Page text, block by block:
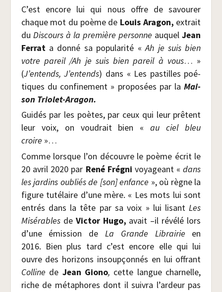
C’est encore lui qui nous offre de savou­rer
chaque mot du poème de Louis Ara­gon, extrait
du Dis­cours à la pre­mière per­sonne auquelJean
Fer­rata don­né sa popu­la­ri­té «Ah je suis bien
votre pareil /​Ah je suis bien pareil à vous… »
(J’entends, J’entends) dans « Les pas­tilles poé­
tiques du confi­ne­ment » pro­po­sées par laMai­
son Triolet-Aragon.
Gui­dés par les poètes, par ceux qui leur prêtent
leur voix, on vou­drait bien «au ciel bleu
croire »…
Comme lorsque l’on découvre le poème écrit le
20 avril 2020 par René Fré­gni voya­geant «dans
les jar­dins oubliés de [son] enfance », où règne la
figure tuté­laire d’une mère. « Les mots lui sont
entrés dans la tête par sa voix » lui lisantLes
Misé­rables de Vic­tor Hugo, avait –il révé­lé lors
d’une émis­sion de La Grande Librai­rie en
2016. Bien plus tard c’est encore elle qui lui
ouvre des hori­zons insoup­çon­nés en lui offrant
Col­line de Jean Gio­no, cette langue char­nelle,
riche de méta­phores dont il sui­vra l’ardeur pas